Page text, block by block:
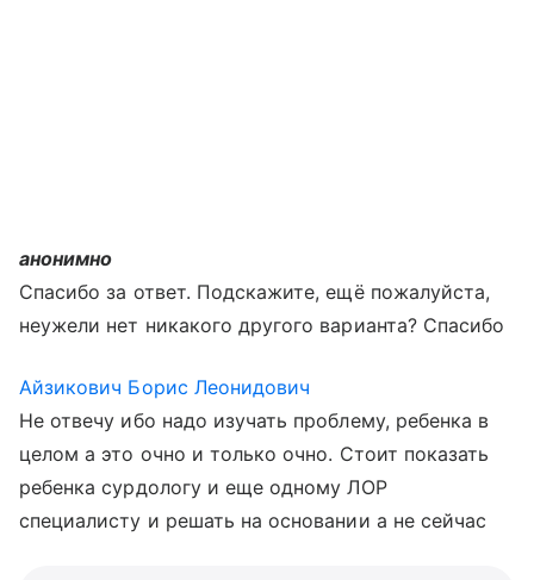
анонимно
Спасибо за ответ. Подскажите, ещё пожалуйста,
неужели нет никакого другого варианта? Спасибо
Айзикович Борис Леонидович
Не отвечу ибо надо изучать проблему, ребенка в
целом а это очно и только очно. Стоит показать
ребенка сурдологу и еще одному ЛОР
специалисту и решать на основании а не сейчас